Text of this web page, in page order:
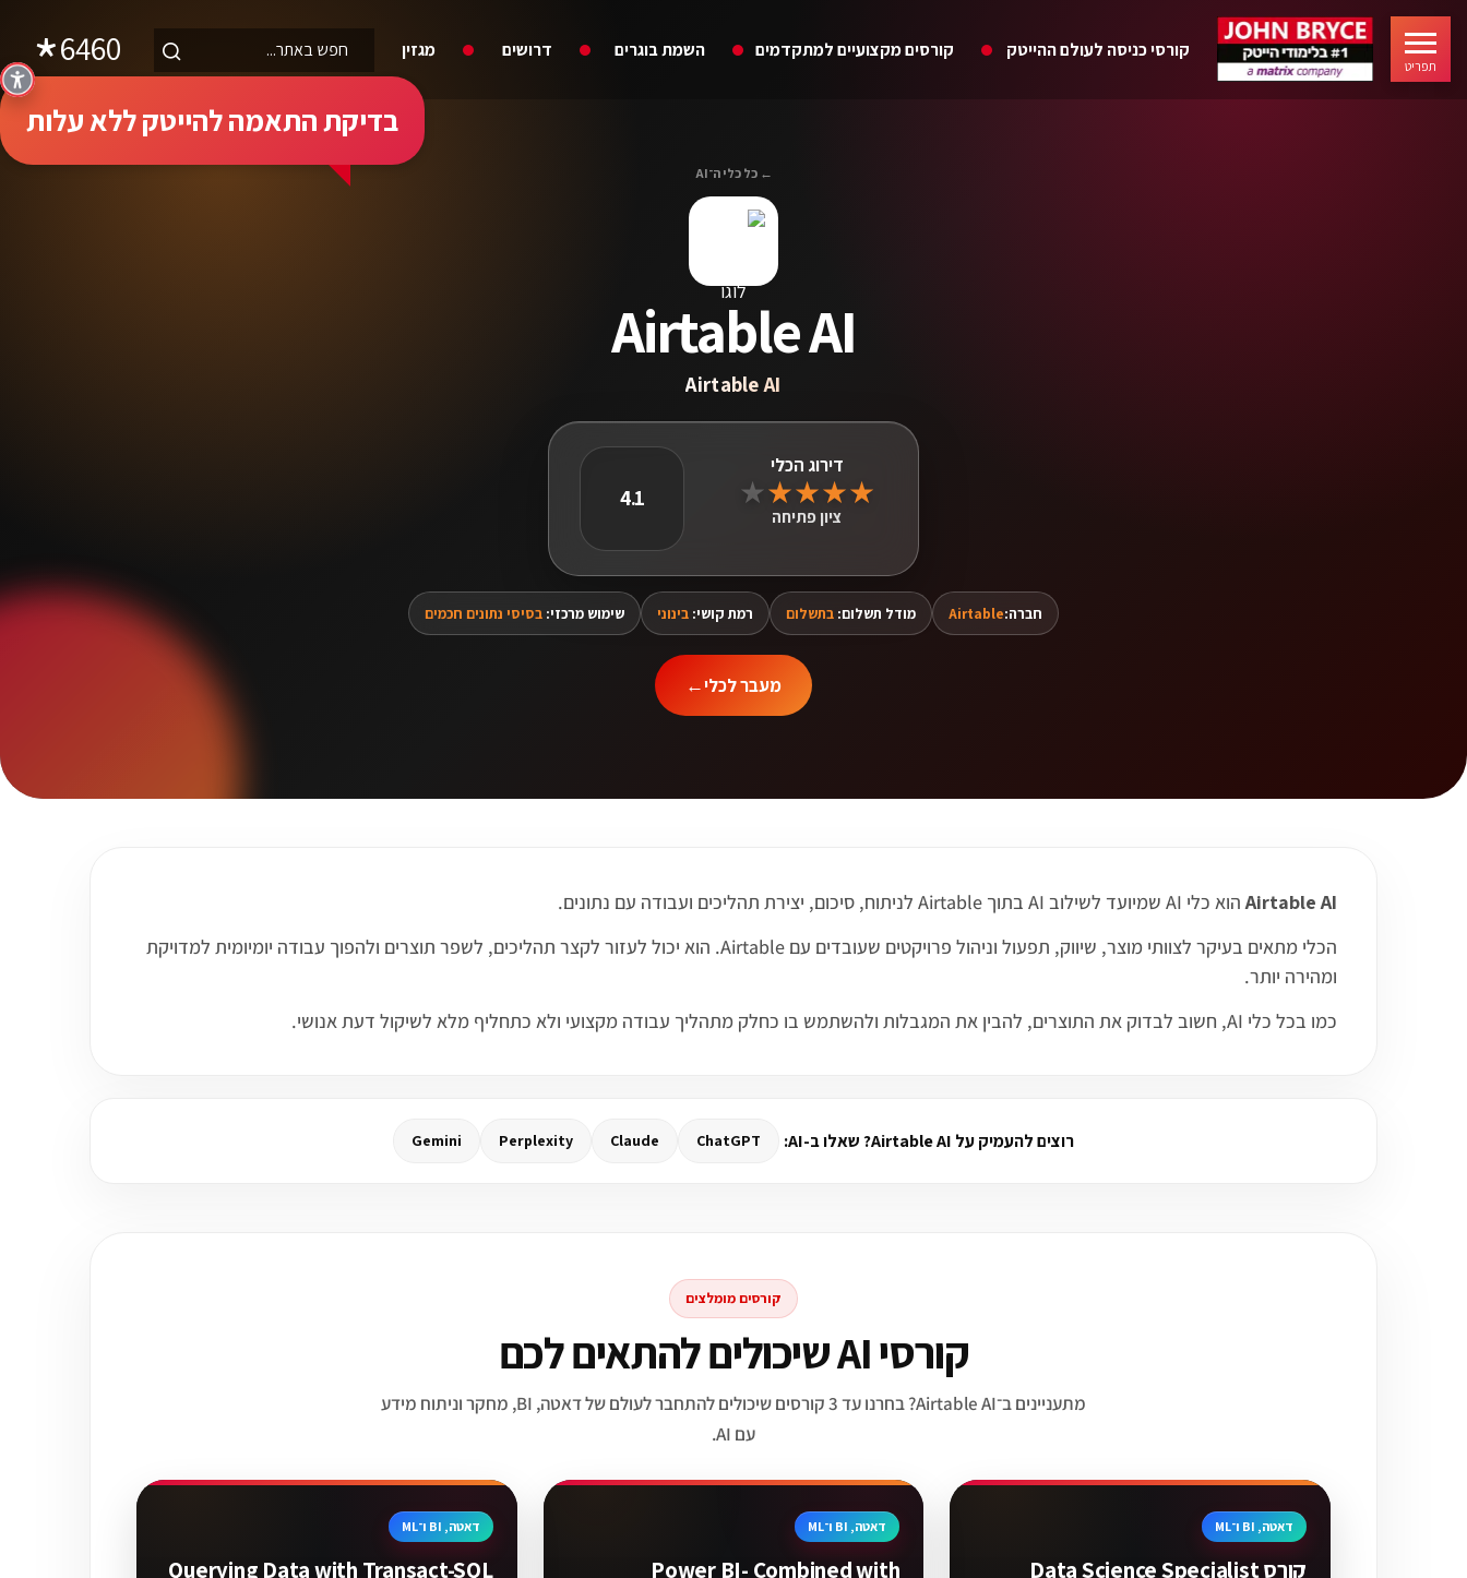
תפריט
קורסי כניסה לעולם ההייטק קורסים מקצועיים למתקדמים השמת בוגרים דרושים מגזין 6460
בדיקת התאמה להייטק ללא עלות
← כל כלי ה־AI
Airtable AI
Airtable AI
4.1 ★
★
★
★
★
ציון פתיחה
חברה:Airtable מודל תשלום: בתשלום רמת קושי: בינוני שימוש מרכזי: בסיסי נתונים חכמים
מעבר לכלי←
Airtable AIהוא כלי AI שמיועד לשילוב AI בתוך Airtable לניתוח, סיכום, יצירת תהליכים ועבודה עם נתונים.
הכלי מתאים בעיקר לצוותי מוצר, שיווק, תפעול וניהול פרויקטים שעובדים עם Airtable. הוא יכול לעזור לקצר תהליכים, לשפר תוצרים ולהפוך עבודה יומיומית למדויקת
ומהירה יותר.
כמו בכל כלי AI, חשוב לבדוק את התוצרים, להבין את המגבלות ולהשתמש בו כחלק מתהליך עבודה מקצועי ולא כתחליף מלא לשיקול דעת אנושי.
רוצים להעמיק על Airtable AI? שאלו ב-AI: ChatGPT
Claude
Perplexity
Gemini
קורסים מומלצים
קורסי AI שיכולים להתאים לכם
מתעניינים ב־Airtable AI? בחרנו עד 3 קורסים שיכולים להתחבר לעולם של דאטה, BI, מחקר וניתוח מידע
עם AI.
דאטה, BI ו־ML
קורס Data Science Specialist
דאטה, BI ו־ML
Power BI- Combined with
דאטה, BI ו־ML
Querying Data with Transact-SQL